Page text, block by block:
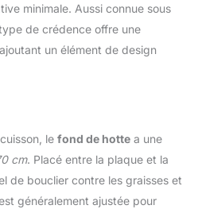
minimale. Aussi connue sous
de crédence offre une
un élément de design
le fond de hotte a une
cm. Placé entre la plaque et la
de bouclier contre les graisses et
généralement ajustée pour